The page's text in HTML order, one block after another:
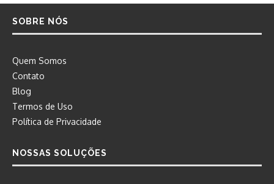
SOBRE NÓS
Quem Somos
Contato
Blog
Termos de Uso
Política de Privacidade
NOSSAS SOLUÇÕES